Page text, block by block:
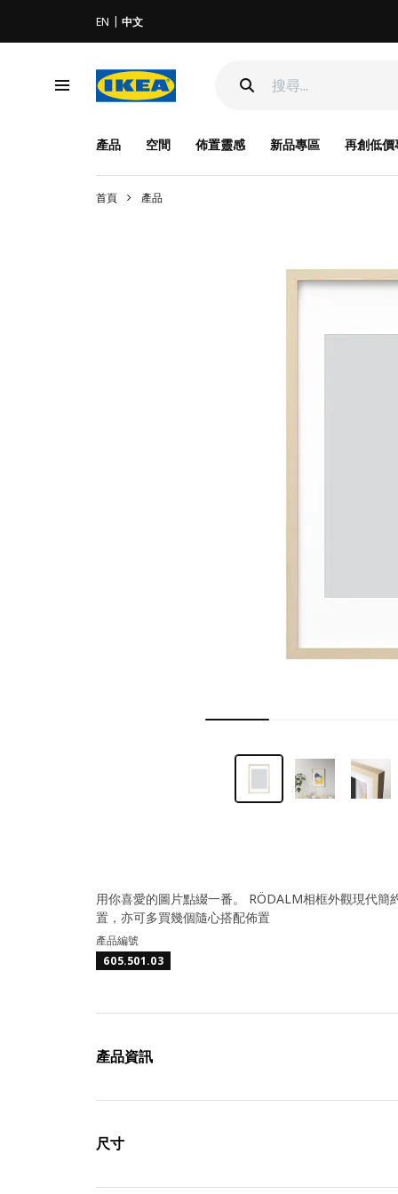
EN 中文
產品 空間 佈置靈感 新品專區 再創低價
首頁 產品
用你喜愛的圖片點綴一番。 RÖDALM相框外觀現代
置，亦可多買幾個隨心搭配佈置
產品編號
605.501.03
產品資訊
尺寸